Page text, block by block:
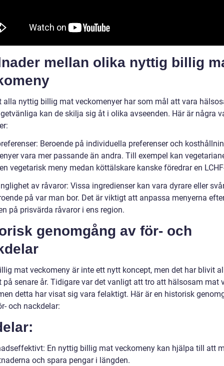
mellan olika nyttig billig
alla nyttig billig mat veckomenyer har som mål att vara
kan de skilja sig åt i olika avseenden. Här är några
Beroende på individuella preferenser och
vara mer passande än andra. Till exempel kan
vegetarisk meny medan köttälskare kanske föredrar en
av råvaror: Vissa ingredienser kan vara dyrare eller
på var man bor. Det är viktigt att anpassa menyerna
på prisvärda råvaror i ens region.
genomgång av för- och
mat veckomeny är inte ett nytt koncept, men det har blivit
på senare år. Tidigare var det vanligt att tro att hälsosam mat
detta har visat sig vara felaktigt. Här är en historisk
och nackdelar:
En nyttig billig mat veckomeny kan hjälpa till att
och spara pengar i längden.